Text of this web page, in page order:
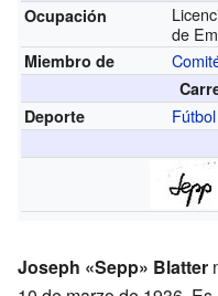
Ocupación
de
Miembro de
Deporte
Fútbol
Joseph «Sepp» Blatter